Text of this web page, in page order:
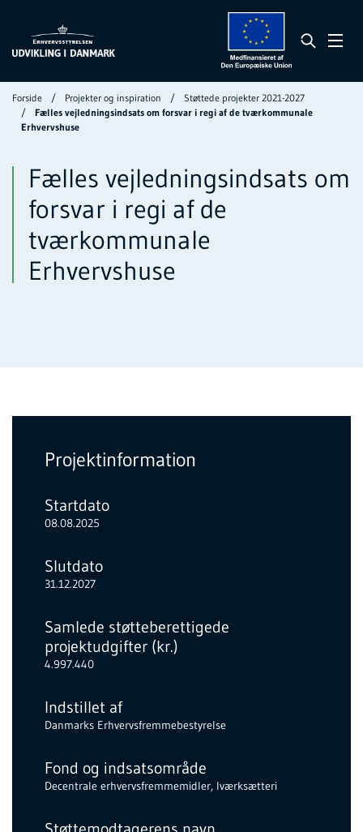
Forside Projekter og inspiration
Støttede projekter 2021-2027
Fælles vejledningsindsats om forsvar i regi af de tværkommunale
Erhvervshuse
Fælles vejledningsindsats om
forsvar i regi af de
tværkommunale
Erhvervshuse
Projektinformation
Startdato
08.08.2025
Slutdato
31.12.2027
Samlede støtteberettigede
projektudgifter (kr.)
4.997.440
Indstillet af
Danmarks Erhvervsfremmebestyrelse
Fond og indsatsområde
Decentrale erhvervsfremmemidler, Iværksætteri